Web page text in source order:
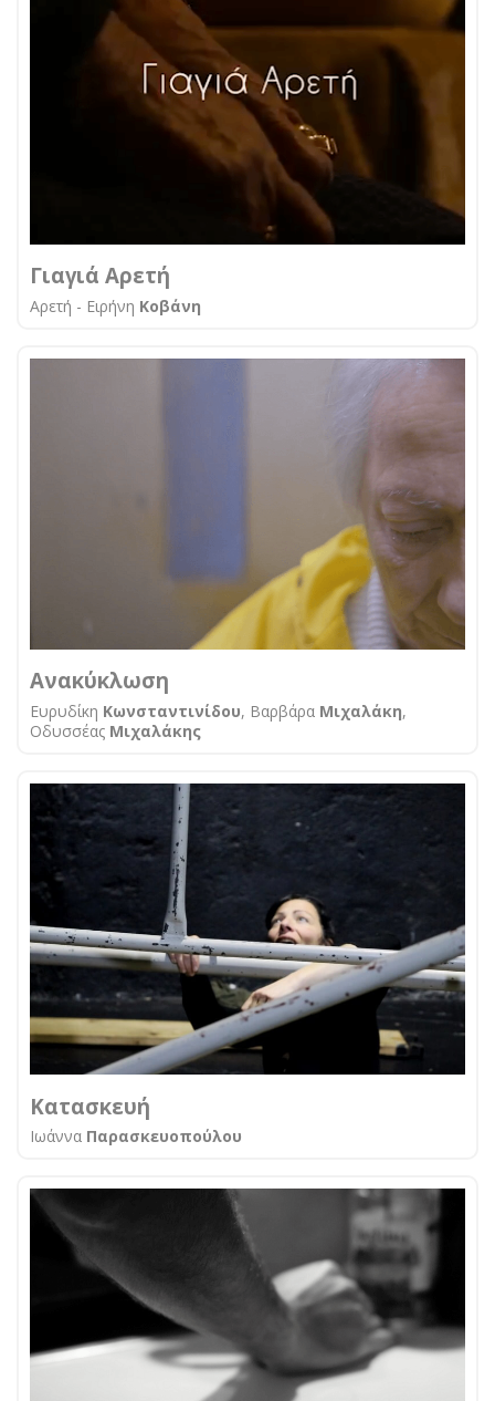
Γιαγιά Αρετή
Αρετή - Ειρήνη Κοβάνη
Ανακύκλωση
Ευρυδίκη Κωνσταντινίδου, Βαρβάρα Μιχαλάκη,
Οδυσσέας Μιχαλάκης
Κατασκευή
Ιωάννα Παρασκευοπούλου